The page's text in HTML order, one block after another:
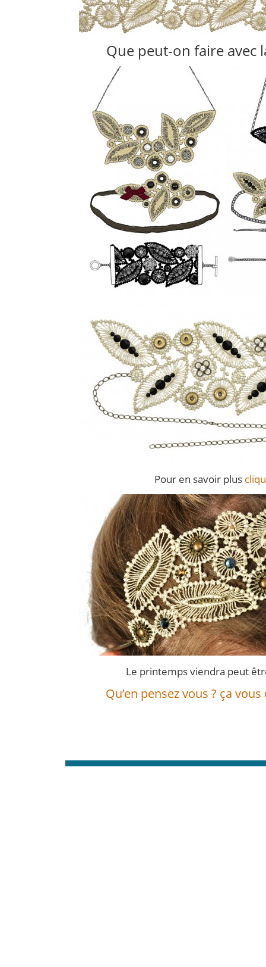
Que peut-on faire avec
Pour en savoir plus
Le printemps viendra peut
Qu’en pensez vous ? ça